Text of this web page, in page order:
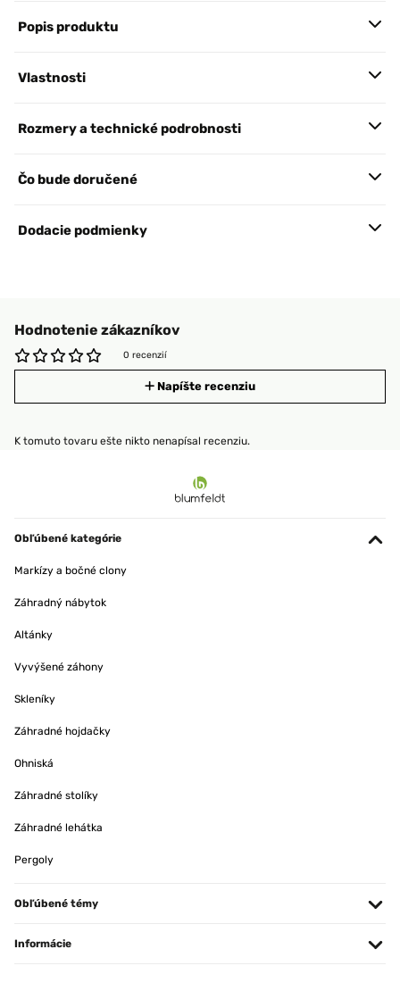
Popis produktu
Vlastnosti
Rozmery a technické podrobnosti
Čo bude doručené
Dodacie podmienky
Hodnotenie zákazníkov
0 recenzií
Napíšte recenziu
K tomuto tovaru ešte nikto nenapísal recenziu.
Obľúbené kategórie
Markízy a bočné clony
Záhradný nábytok
Altánky
Vyvýšené záhony
Skleníky
Záhradné hojdačky
Ohniská
Záhradné stolíky
Záhradné lehátka
Pergoly
Obľúbené témy
Informácie